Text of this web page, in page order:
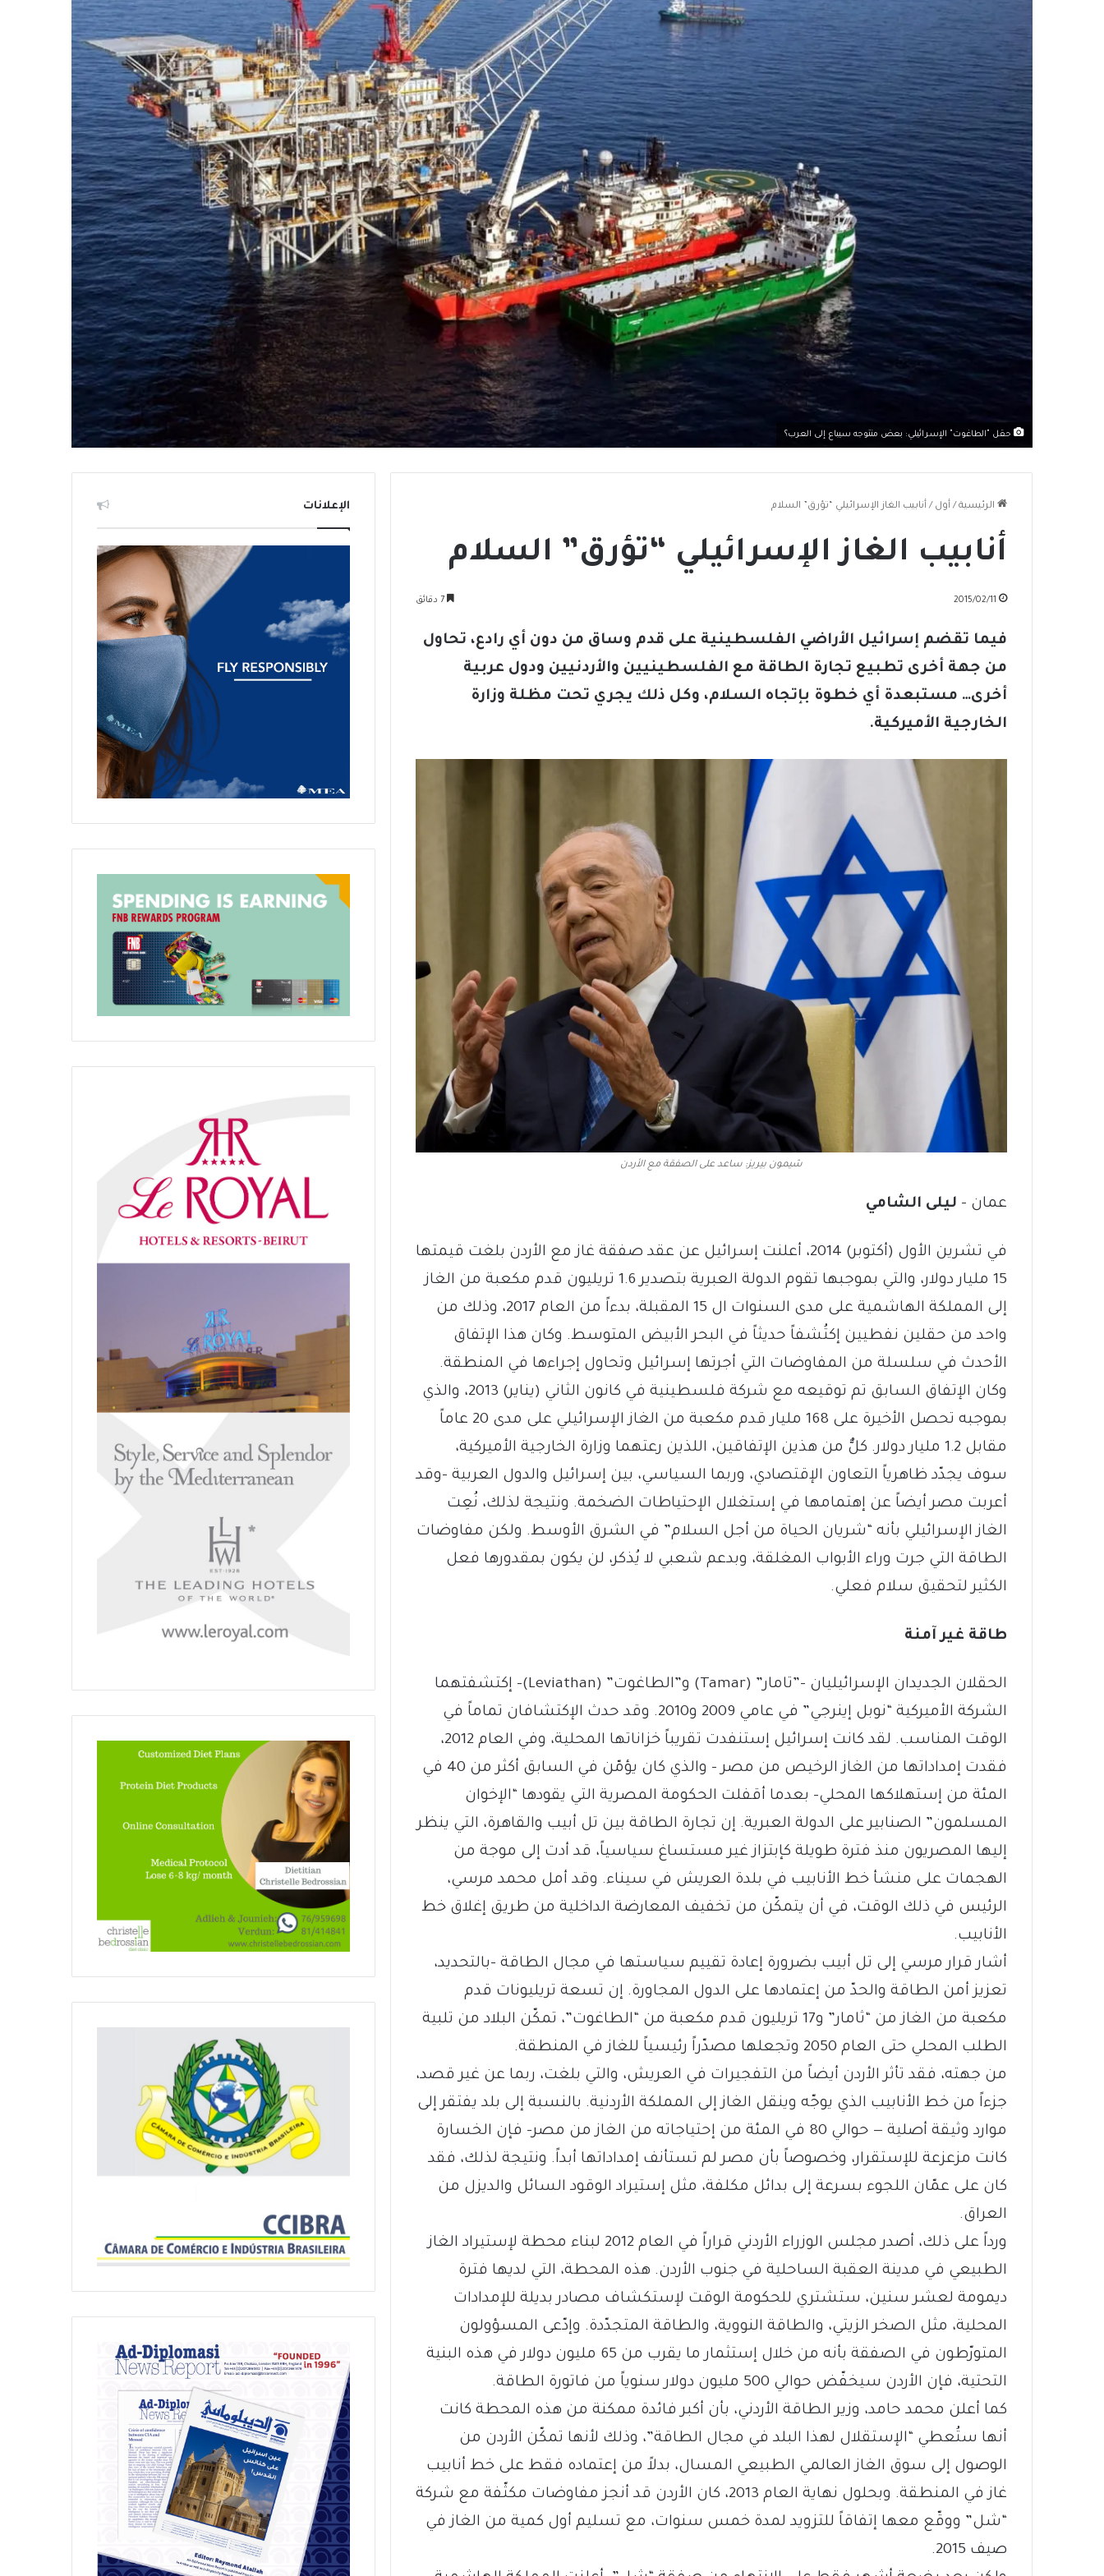
حقل "الطاغوت" الإسرائيلي: بعض منتوجه سيباع إلى العرب؟
الرئيسية / أول / أنابيب الغاز الإسرائيلي “تؤرق” السلام
أنابيب الغاز الإسرائيلي “تؤرق” السلام
2015/02/11
فيما تقضم إسرائيل الأراضي الفلسطينية على قدم وساق من دون أي رادع، تحاول
من جهة أخرى تطبيع تجارة الطاقة مع الفلسطينيين والأردنيين ودول عربية
أخرى… مستبعدة أي خطوة بإتجاه السلام، وكل ذلك يجري تحت مظلة وزارة
الخارجية الأميركية.
شيمون بيريز: ساعد على الصفقة مع الأردن
عمان – ليلى الشامي
في تشرين الأول (أكتوبر) 2014، أعلنت إسرائيل عن عقد صفقة غاز مع الأردن بلغت قيمتها
15 مليار دولار، والتي بموجبها تقوم الدولة العبرية بتصدير 1.6 تريليون قدم مكعبة من الغاز
إلى المملكة الهاشمية على مدى السنوات ال 15 المقبلة، بدءاً من العام 2017، وذلك من
واحد من حقلين نفطيين إكتُشفاً حديثاً في البحر الأبيض المتوسط. وكان هذا الإتفاق
الأحدث في سلسلة من المفاوضات التي أجرتها إسرائيل وتحاول إجراءها في المنطقة.
وكان الإتفاق السابق تم توقيعه مع شركة فلسطينية في كانون الثاني (يناير) 2013، والذي
بموجبه تحصل الأخيرة على 168 مليار قدم مكعبة من الغاز الإسرائيلي على مدى 20 عاماً
مقابل 1.2 مليار دولار. كلٌّ من هذين الإتفاقين، اللذين رعتهما وزارة الخارجية الأميركية،
سوف يجدّد ظاهرياً التعاون الإقتصادي، وربما السياسي، بين إسرائيل والدول العربية –وقد
أعربت مصر أيضاً عن إهتمامها في إستغلال الإحتياطات الضخمة. ونتيجة لذلك، نُعِت
الغاز الإسرائيلي بأنه “شريان الحياة من أجل السلام” في الشرق الأوسط. ولكن مفاوضات
الطاقة التي جرت وراء الأبواب المغلقة، وبدعم شعبي لا يُذكر، لن يكون بمقدورها فعل
الكثير لتحقيق سلام فعلي.
طاقة غير آمنة
الحقلان الجديدان الإسرائيليان –”تامار” (Tamar) و”الطاغوت” (Leviathan)– إكتشفتهما
الشركة الأميركية “نوبل إينرجي” في عامي 2009 و2010. وقد حدث الإكتشافان تماماً في
الوقت المناسب. لقد كانت إسرائيل إستنفدت تقريباً خزاناتها المحلية، وفي العام 2012،
فقدت إمداداتها من الغاز الرخيص من مصر – والذي كان يؤمّن في السابق أكثر من 40 في
المئة من إستهلاكها المحلي– بعدما أقفلت الحكومة المصرية التي يقودها “الإخوان
المسلمون” الصنابير على الدولة العبرية. إن تجارة الطاقة بين تل أبيب والقاهرة، التي ينظر
إليها المصريون منذ فترة طويلة كإبتزاز غير مستساغ سياسياً، قد أدت إلى موجة من
الهجمات على منشأ خط الأنابيب في بلدة العريش في سيناء. وقد أمل محمد مرسي،
الرئيس في ذلك الوقت، في أن يتمكّن من تخفيف المعارضة الداخلية من طريق إغلاق خط
الأنابيب.
أشار قرار مرسي إلى تل أبيب بضرورة إعادة تقييم سياستها في مجال الطاقة –بالتحديد،
تعزيز أمن الطاقة والحدّ من إعتمادها على الدول المجاورة. إن تسعة تريليونات قدم
مكعبة من الغاز من “ثامار” و17 تريليون قدم مكعبة من “الطاغوت”، تمكّن البلاد من تلبية
الطلب المحلي حتى العام 2050 وتجعلها مصدّراً رئيسياً للغاز في المنطقة.
من جهته، فقد تأثر الأردن أيضاً من التفجيرات في العريش، والتي بلغت، ربما عن غير قصد،
جزءاً من خط الأنابيب الذي يوجّه وينقل الغاز إلى المملكة الأردنية. بالنسبة إلى بلد يفتقر إلى
موارد وثيقة أصلية — حوالي 80 في المئة من إحتياجاته من الغاز من مصر- فإن الخسارة
كانت مزعزعة للإستقرار، وخصوصاً بأن مصر لم تستأنف إمداداتها أبداً. ونتيجة لذلك، فقد
كان على عمّان اللجوء بسرعة إلى بدائل مكلفة، مثل إستيراد الوقود السائل والديزل من
العراق.
ورداً على ذلك، أصدر مجلس الوزراء الأردني قراراً في العام 2012 لبناء محطة لإستيراد الغاز
الطبيعي في مدينة العقبة الساحلية في جنوب الأردن. هذه المحطة، التي لديها فترة
ديمومة لعشر سنين، ستشتري للحكومة الوقت لإستكشاف مصادر بديلة للإمدادات
المحلية، مثل الصخر الزيتي، والطاقة النووية، والطاقة المتجدّدة. وإدّعى المسؤولون
المتورّطون في الصفقة بأنه من خلال إستثمار ما يقرب من 65 مليون دولار في هذه البنية
التحتية، فإن الأردن سيخفّض حوالي 500 مليون دولار سنوياً من فاتورة الطاقة.
كما أعلن محمد حامد، وزير الطاقة الأردني، بأن أكبر فائدة ممكنة من هذه المحطة كانت
أنها ستُعطي “الإستقلال لهذا البلد في مجال الطاقة”، وذلك لأنها تمكّن الأردن من
الوصول إلى سوق الغاز العالمي الطبيعي المسال، بدلاً من إعتماده فقط على خط أنابيب
غاز في المنطقة. وبحلول نهاية العام 2013، كان الأردن قد أنجز مفاوضات مكثّفة مع شركة
“شل” ووقّع معها إتفاقاً للتزويد لمدة خمس سنوات، مع تسليم أول كمية من الغاز في
صيف 2015.
الإعلانات